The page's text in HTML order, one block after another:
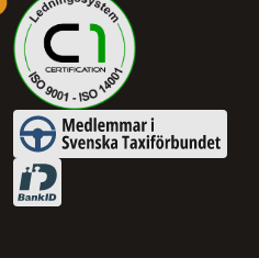
Medlemmar i Svenska
BankID